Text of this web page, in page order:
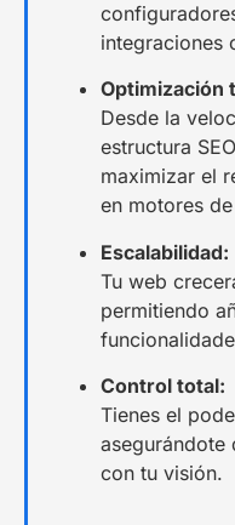
integraciones
Optimización
Desde la
estructura
maximizar el
en motores
Escalabilidad:
Tu web
permitiendo
Control total:
Tienes el
asegurándote
con tu visión.